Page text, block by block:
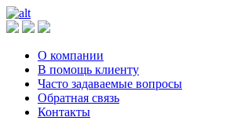
О компании
В помощь клиенту
Часто задаваемые вопросы
Обратная связь
Контакты